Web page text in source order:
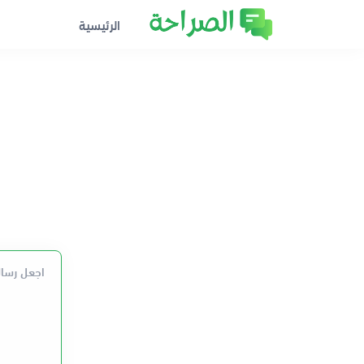
الرئيسية